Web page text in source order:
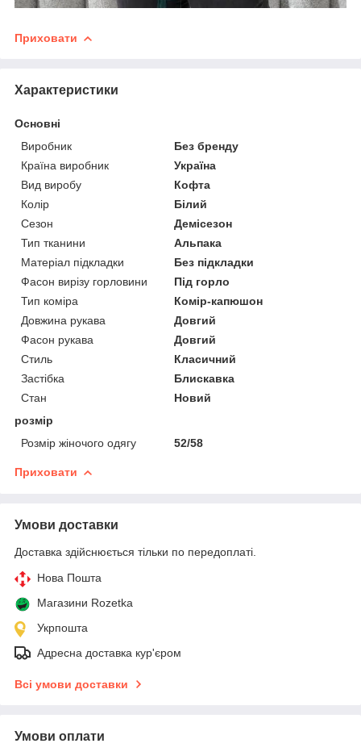
Приховати
Характеристики
Основні
Виробник
Без бренду
Країна виробник
Україна
Вид виробу
Кофта
Колір
Білий
Сезон
Демісезон
Тип тканини
Альпака
Матеріал підкладки
Без підкладки
Фасон вирізу горловини
Під горло
Тип коміра
Комір-капюшон
Довжина рукава
Довгий
Фасон рукава
Довгий
Стиль
Класичний
Застібка
Блискавка
Стан
Новий
розмір
Розмір жіночого одягу
52/58
Приховати
Умови доставки
Доставка здійснюється тільки по передоплаті.
Нова Пошта
Магазини Rozetka
Укрпошта
Адресна доставка кур'єром
Всі умови доставки
Умови оплати